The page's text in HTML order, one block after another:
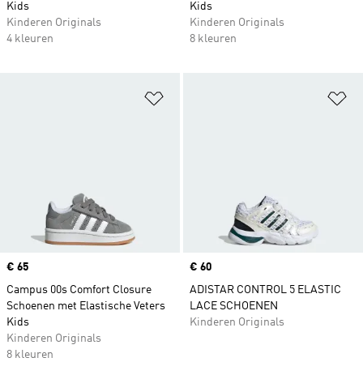
Kids
Kinderen Originals
4 kleuren
Kids
Kinderen Originals
8 kleuren
Price
€ 65
Campus 00s Comfort Closure
Schoenen met Elastische Veters
Kids
Kinderen Originals
8 kleuren
Price
€ 60
ADISTAR CONTROL 5 ELASTIC
LACE SCHOENEN
Kinderen Originals